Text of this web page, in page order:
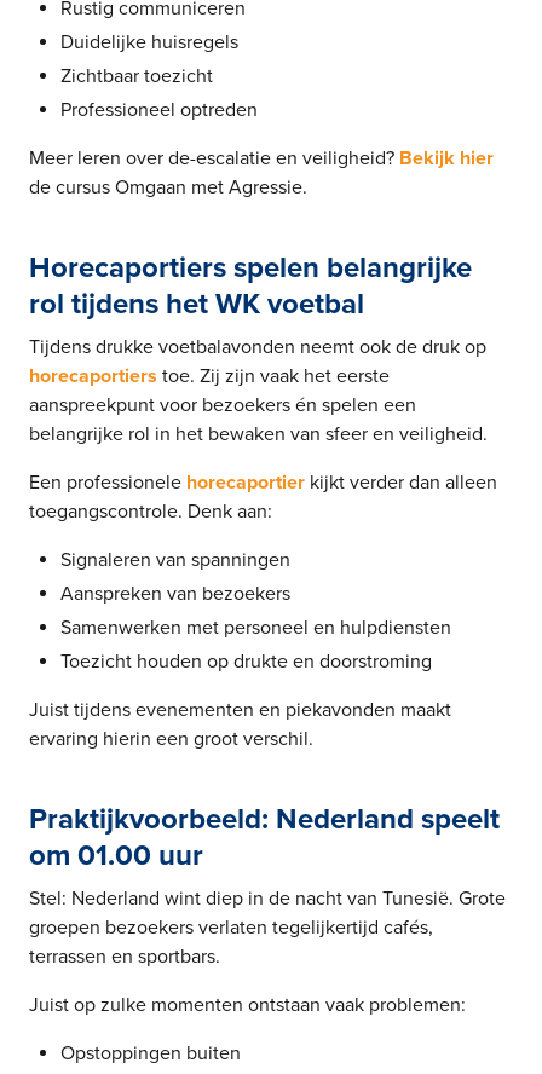
Rustig communiceren
Duidelijke huisregels
Zichtbaar toezicht
Professioneel optreden
Meer leren over de-escalatie en veiligheid? Bekijk hier
de cursus Omgaan met Agressie.
Horecaportiers spelen belangrijke
rol tijdens het WK voetbal
Tijdens drukke voetbalavonden neemt ook de druk op
horecaportiers toe. Zij zijn vaak het eerste
aanspreekpunt voor bezoekers én spelen een
belangrijke rol in het bewaken van sfeer en veiligheid.
Een professionele horecaportier kijkt verder dan alleen
toegangscontrole. Denk aan:
Signaleren van spanningen
Aanspreken van bezoekers
Samenwerken met personeel en hulpdiensten
Toezicht houden op drukte en doorstroming
Juist tijdens evenementen en piekavonden maakt
ervaring hierin een groot verschil.
Praktijkvoorbeeld: Nederland speelt
om 01.00 uur
Stel: Nederland wint diep in de nacht van Tunesië. Grote
groepen bezoekers verlaten tegelijkertijd cafés,
terrassen en sportbars.
Juist op zulke momenten ontstaan vaak problemen:
Opstoppingen buiten